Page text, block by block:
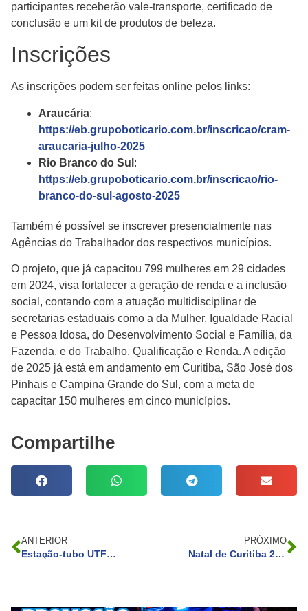
participantes receberão vale-transporte, certificado de
conclusão e um kit de produtos de beleza.
Inscrições
As inscrições podem ser feitas online pelos links:
Araucária:
https://eb.grupoboticario.com.br/inscricao/cram-
araucaria-julho-2025
Rio Branco do Sul :
https://eb.grupoboticario.com.br/inscricao/rio-
branco-do-sul-agosto-2025
Também é possível se inscrever presencialmente nas
Agências do Trabalhador dos respectivos municípios.
O projeto, que já capacitou 799 mulheres em 29 cidades
em 2024, visa fortalecer a geração de renda e a inclusão
social, contando com a atuação multidisciplinar de
secretarias estaduais como a da Mulher, Igualdade Racial
e Pessoa Idosa, do Desenvolvimento Social e Família, da
Fazenda, e do Trabalho, Qualificação e Renda. A edição
de 2025 já está em andamento em Curitiba, São José dos
Pinhais e Campina Grande do Sul, com a meta de
capacitar 150 mulheres em cinco municípios.
Compartilhe
ANTERIOR
Estação-tubo UTFPR será desativada para reforma
PRÓXIMO
Natal de Curitiba 2025: maior programação natalina do Brasil começa em novembro